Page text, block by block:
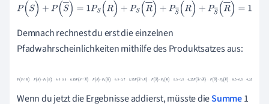
P(S)+P(S)=1PS R) +PS(R)+PS(R)+PS(R)=1
Demnach rechnest du erst die einzelnen
Pfadwahrscheinlichkeiten mithilfe des Produktsatzes aus:
P S R) =P ( R) 0, ·0 15P ( ∩R )= S( R =0 5·
Wenn du jetzt die Ergebnisse addierst, müsste dieSumme1